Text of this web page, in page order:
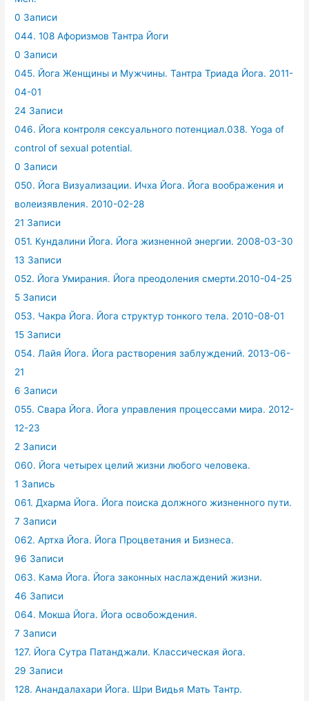
0 Записи
044. 108 Афоризмов Тантра Йоги
0 Записи
045. Йога Женщины и Мужчины. Тантра Триада Йога. 2011-
04-01
24 Записи
046. Йога контроля сексуального потенциал.038. Yoga of
control of sexual potential.
0 Записи
050. Йога Визуализации. Ичха Йога. Йога воображения и
волеизявления. 2010-02-28
21 Записи
051. Кундалини Йога. Йога жизненной энергии. 2008-03-30
13 Записи
052. Йога Умирания. Йога преодоления смерти.2010-04-25
5 Записи
053. Чакра Йога. Йога структур тонкого тела. 2010-08-01
15 Записи
054. Лайя Йога. Йога растворения заблуждений. 2013-06-
21
6 Записи
055. Свара Йога. Йога управления процессами мира. 2012-
12-23
2 Записи
060. Йога четырех целий жизни любого человека.
1 Запись
061. Дхарма Йога. Йога поиска должного жизненного пути.
7 Записи
062. Артха Йога. Йога Процветания и Бизнеса.
96 Записи
063. Кама Йога. Йога законных наслаждений жизни.
46 Записи
064. Мокша Йога. Йога освобождения.
7 Записи
127. Йога Сутра Патанджали. Классическая йога.
29 Записи
128. Анандалахари Йога. Шри Видья Мать Тантр.